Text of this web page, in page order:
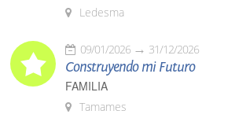
Ledesma
09/01/2026 31/12/2026
Construyendo mi Futuro
FAMILIA
Tamames